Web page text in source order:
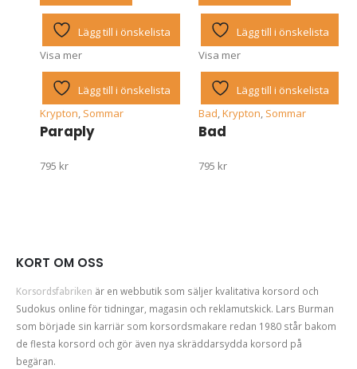
Lägg till i önskelista
Visa mer
Lägg till i önskelista
Krypton, Sommar
Paraply
795 kr
Lägg till i önskelista
Visa mer
Lägg till i önskelista
Bad,Krypton, Sommar
Bad
795 kr
KORT OM OSS
Korsordsfabriken är en webbutik som säljer kvalitativa korsord och
Sudokus online för tidningar, magasin och reklamutskick. Lars Burman
som började sin karriär som korsordsmakare redan 1980 står bakom
de flesta korsord och gör även nya skräddarsydda korsord på
begäran.